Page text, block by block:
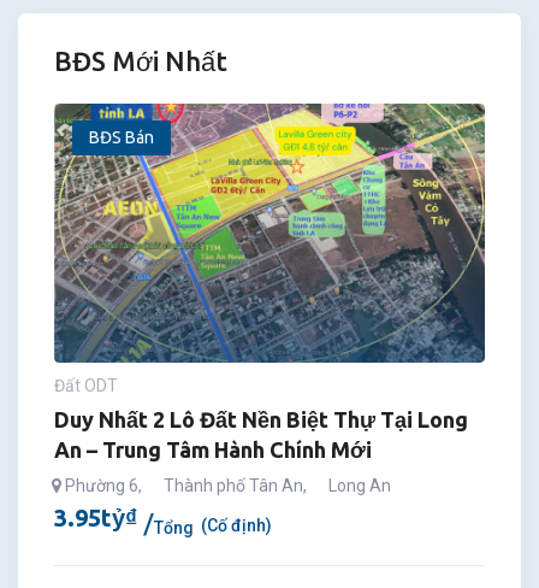
BĐS Mới Nhất
BĐS Bán
Đất ODT
Duy Nhất 2 Lô Đất Nền Biệt Thự Tại Long
An – Trung Tâm Hành Chính Mới
Phường 6, Thành phố Tân An, Long An
3.95tỷ₫ Tổng (Cố định)